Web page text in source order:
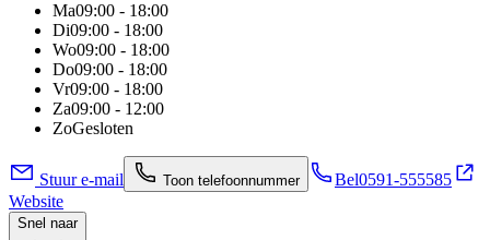
Ma09:00 - 18:00
Di09:00 - 18:00
Wo09:00 - 18:00
Do09:00 - 18:00
Vr09:00 - 18:00
Za09:00 - 12:00
ZoGesloten
Stuur e-mail Toon telefoonnummer Bel0591-555585
Website
Snel naar